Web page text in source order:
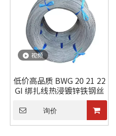
视频
低价高品质 BWG 20 21 22
GI 绑扎线热浸镀锌铁钢丝
询价